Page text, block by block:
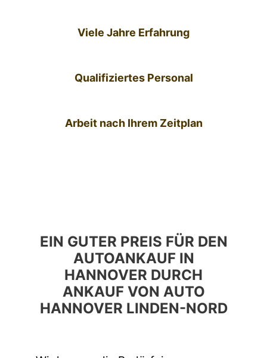
Viele Jahre Erfahrung
Qualifiziertes Personal
Arbeit nach Ihrem Zeitplan
EIN GUTER PREIS FÜR DEN
AUTOANKAUF IN
HANNOVER DURCH
ANKAUF VON AUTO
HANNOVER LINDEN-NORD